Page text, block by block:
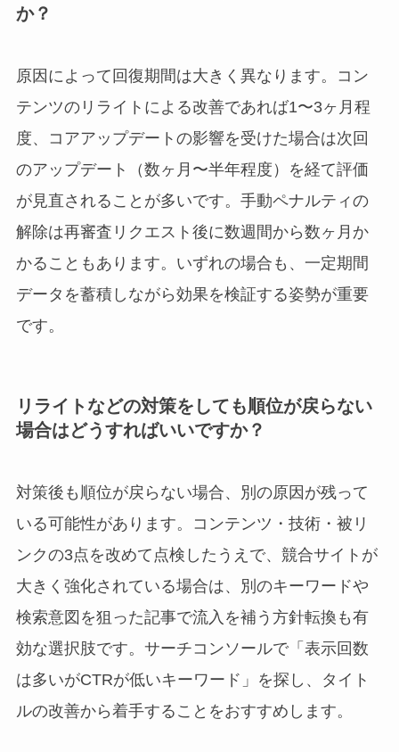
か？
原因によって回復期間は大きく異なります。コン
テンツのリライトによる改善であれば1〜3ヶ月程
度、コアアップデートの影響を受けた場合は次回
のアップデート（数ヶ月〜半年程度）を経て評価
が見直されることが多いです。手動ペナルティの
解除は再審査リクエスト後に数週間から数ヶ月か
かることもあります。いずれの場合も、一定期間
データを蓄積しながら効果を検証する姿勢が重要
です。
リライトなどの対策をしても順位が戻らない
場合はどうすればいいですか？
対策後も順位が戻らない場合、別の原因が残って
いる可能性があります。コンテンツ・技術・被リ
ンクの3点を改めて点検したうえで、競合サイトが
大きく強化されている場合は、別のキーワードや
検索意図を狙った記事で流入を補う方針転換も有
効な選択肢です。サーチコンソールで「表示回数
は多いがCTRが低いキーワード」を探し、タイト
ルの改善から着手することをおすすめします。